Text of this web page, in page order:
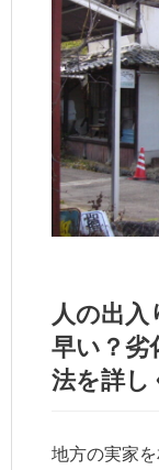
人の出入
早い？劣
法を詳し
地方の実家